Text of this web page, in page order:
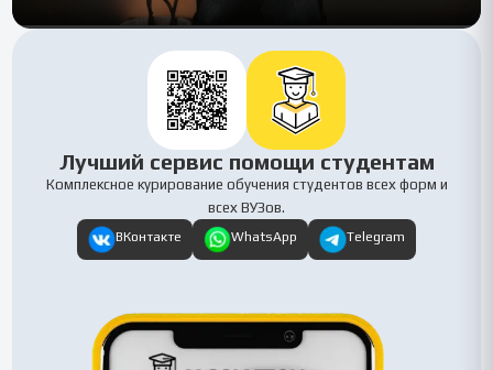
Лучший сервис помощи студентам
Комплексное курирование обучения студентов всех форм и
всех ВУЗов.
ВКонтакте WhatsApp Telegram